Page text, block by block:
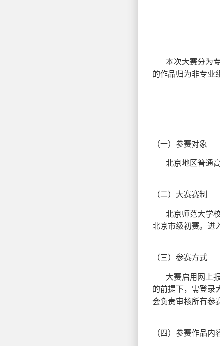
本次大赛分为
的作品归为非专业
（一）参赛对象
北京地区普通
（二）大赛赛制
北京师范大学
北京市级初赛。进
（三）参赛方式
大赛启用网上
的前提下，需登录
会负责审核所有参
（四）参赛作品内